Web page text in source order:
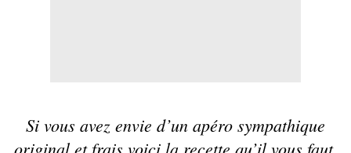
Si vous avez envie d’un apéro sympathique